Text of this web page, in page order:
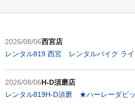
2026/08/06西宮店
レンタル819 西宮 レンタルバイク ラ
2026/08/06H-D須磨店
レンタル819H-D須磨 ★ハーレーダビ